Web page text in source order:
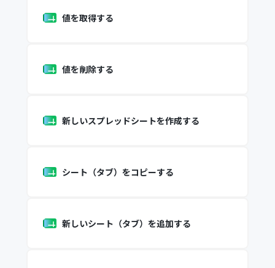
値を取得する
値を削除する
新しいスプレッドシートを作成する
シート（タブ）をコピーする
新しいシート（タブ）を追加する